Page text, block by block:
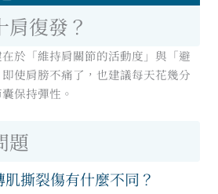
復發？
於「維持肩關節的活動度」與「避
使肩膀不痛了，也建議每天花幾分
保持彈性。
題
撕裂傷有什麼不同？